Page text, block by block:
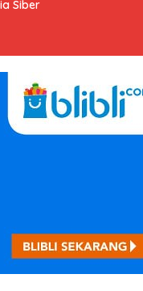
Siber